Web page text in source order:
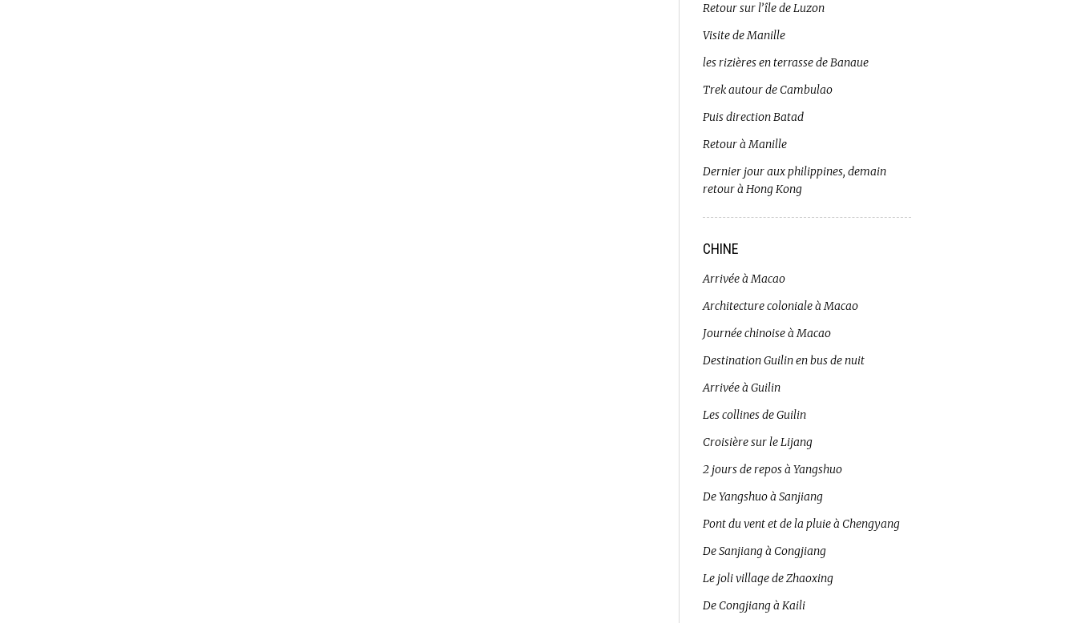
Retour sur l’île de Luzon
Visite de Manille
les rizières en terrasse de Banaue
Trek autour de Cambulao
Puis direction Batad
Retour à Manille
Dernier jour aux philippines, demain
retour à Hong Kong
CHINE
Arrivée à Macao
Architecture coloniale à Macao
Journée chinoise à Macao
Destination Guilin en bus de nuit
Arrivée à Guilin
Les collines de Guilin
Croisière sur le Lijang
2 jours de repos à Yangshuo
De Yangshuo à Sanjiang
Pont du vent et de la pluie à Chengyang
De Sanjiang à Congjiang
Le joli village de Zhaoxing
De Congjiang à Kaili